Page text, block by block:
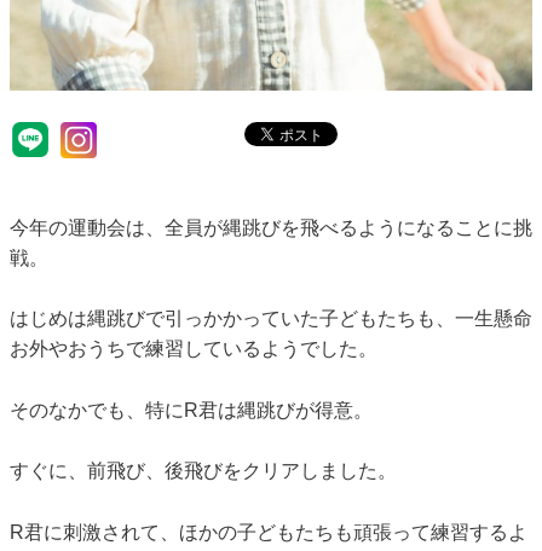
今年の運動会は、全員が縄跳びを飛べるようになることに挑
戦。
はじめは縄跳びで引っかかっていた子どもたちも、一生懸命
お外やおうちで練習しているようでした。
そのなかでも、特にR君は縄跳びが得意。
すぐに、前飛び、後飛びをクリアしました。
R君に刺激されて、ほかの子どもたちも頑張って練習するよ